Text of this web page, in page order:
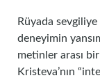
Rüyada
deneyimin
metinler arası
Kristeva’nın